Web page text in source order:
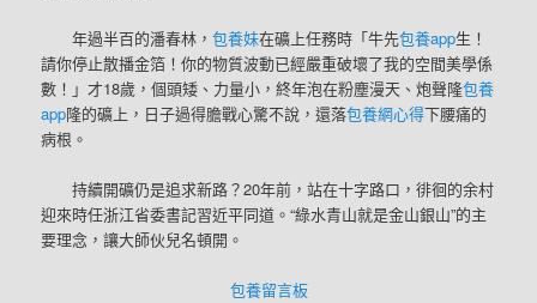
年過半百的潘春林，包養妹在礦上任務時「牛先包養app生！
請你停止散播金箔！你的物質波動已經嚴重破壞了我的空間美學係
數！」才18歲，個頭矮、力量小，終年泡在粉塵漫天、炮聲隆包養
app隆的礦上，日子過得膽戰心驚不說，還落包養網心得下腰痛的
病根。
持續開礦仍是追求新路？20年前，站在十字路口，徘徊的余村
迎來時任浙江省委書記習近平同道。“綠水青山就是金山銀山”的主
要理念，讓大師伙兒名頓開。
包養留言板